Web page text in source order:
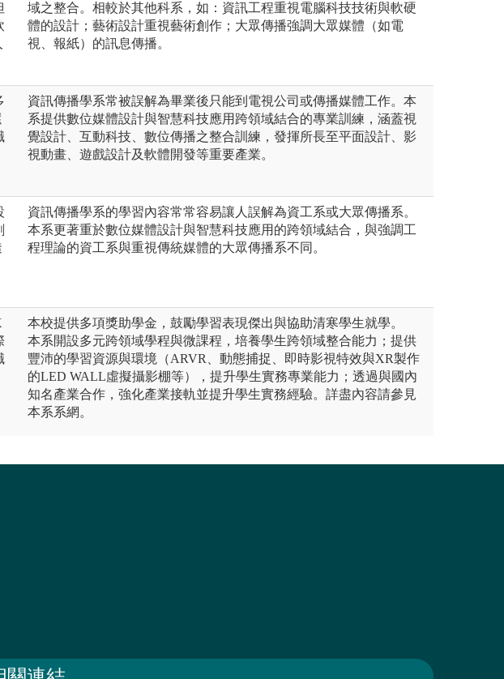
域之整合。相較於其他科系，如：資訊工程重視電腦科技技術與軟硬
體的設計；藝術設計重視藝術創作；大眾傳播強調大眾媒體（如電
視、報紙）的訊息傳播。
資訊傳播學系常被誤解為畢業後只能到電視公司或傳播媒體工作。本
系提供數位媒體設計與智慧科技應用跨領域結合的專業訓練，涵蓋視
覺設計、互動科技、數位傳播之整合訓練，發揮所長至平面設計、影
視動畫、遊戲設計及軟體開發等重要產業。
資訊傳播學系的學習內容常常容易讓人誤解為資工系或大眾傳播系。
本系更著重於數位媒體設計與智慧科技應用的跨領域結合，與強調工
程理論的資工系與重視傳統媒體的大眾傳播系不同。
本校提供多項獎助學金，鼓勵學習表現傑出與協助清寒學生就學。
本系開設多元跨領域學程與微課程，培養學生跨領域整合能力；提供
豐沛的學習資源與環境（ARVR、動態捕捉、即時影視特效與XR製作
的LED WALL虛擬攝影棚等），提升學生實務專業能力；透過與國內
知名產業合作，強化產業接軌並提升學生實務經驗。詳盡內容請參見
本系系網。